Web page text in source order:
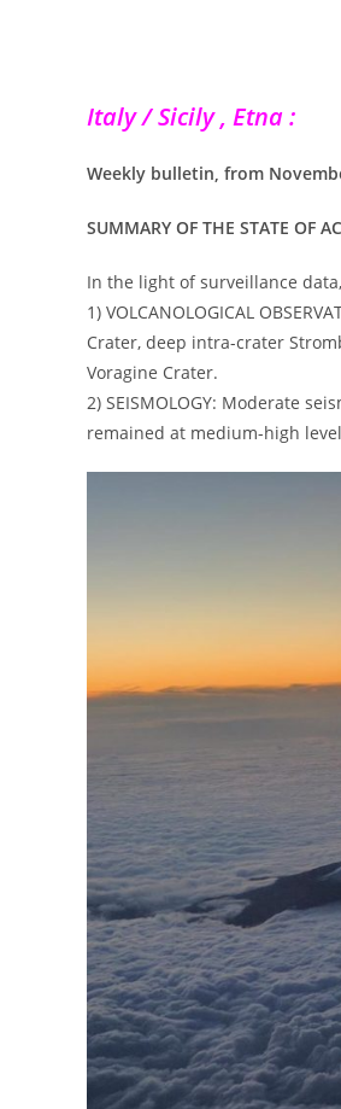
Italy / Sicily , Etna :
Weekly bulletin, from
SUMMARY OF THE STATE OF
In the light of surveillance
1) VOLCANOLOGICAL
Crater, deep intra-crater
Voragine Crater.
2) SEISMOLOGY: Moderate
remained at medium-high